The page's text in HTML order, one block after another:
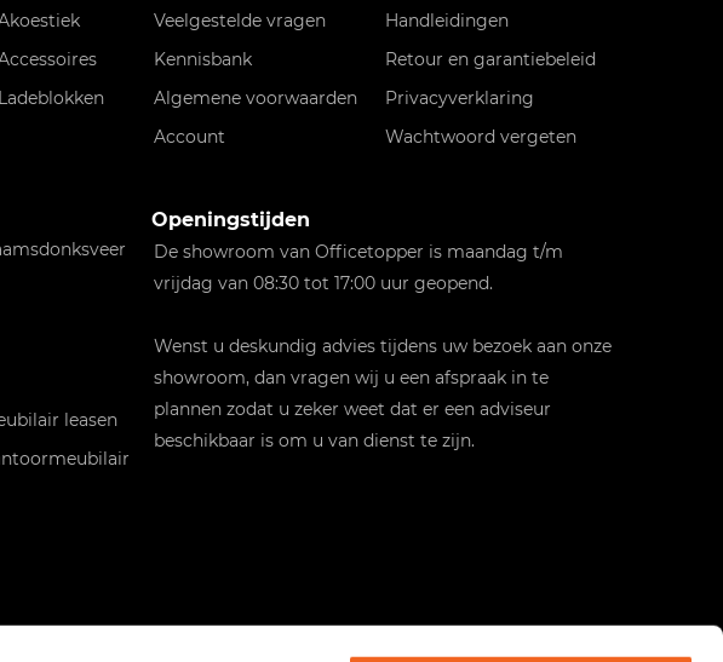
leasen
Veelgestelde vragen
Handleidingen
Kennisbank
Retour en garantiebeleid
Algemene voorwaarden
Privacyverklaring
Account
Wachtwoord vergeten
Openingstijden
De showroom van Officetopper is maandag t/m
vrijdag van 08:30 tot 17:00 uur geopend.
Wenst u deskundig advies tijdens uw bezoek aan onze
showroom, dan vragen wij u een afspraak in te
plannen zodat u zeker weet dat er een adviseur
beschikbaar is om u van dienst te zijn.